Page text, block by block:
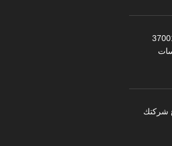
تطبيق شهادة الايزو 37001
شركتك